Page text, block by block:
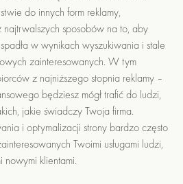
do innych form reklamy,
sposobów na to, aby
w wynikach wyszukiwania i stale
zainteresowanych. W tym
z najniższego stopnia reklamy –
będziesz mógł trafić do ludzi,
jakie świadczy Twoja firma.
i optymalizacji strony bardzo często
Twoimi usługami ludzi,
nowymi klientami.